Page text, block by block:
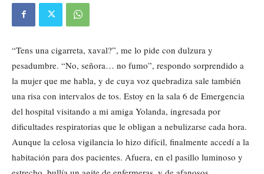
“Tens una cigarreta, xaval?”, me lo pide con dulzura y
pesadumbre. “No, señora… no fumo”, respondo sorprendido a
la mujer que me habla, y de cuya voz quebradiza sale también
una risa con intervalos de tos. Estoy en la sala 6 de Emergencia
del hospital visitando a mi amiga Yolanda, ingresada por
dificultades respiratorias que le obligan a nebulizarse cada hora.
Aunque la celosa vigilancia lo hizo difícil, finalmente accedí a la
habitación para dos pacientes. Afuera, en el pasillo luminoso y